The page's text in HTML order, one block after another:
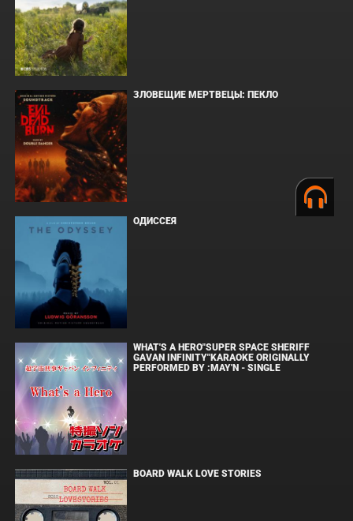
ЗЛОВЕЩИЕ МЕРТВЕЦЫ: ПЕКЛО
ОДИССЕЯ
WHAT'S A HERO"SUPER SPACE SHERIFF
GAVAN INFINITY"KARAOKE ORIGINALLY
PERFORMED BY :MAY'N - SINGLE
BOARD WALK LOVE STORIES